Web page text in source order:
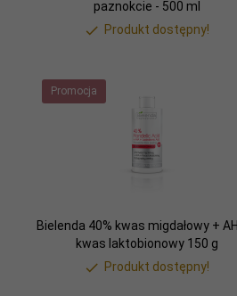
paznokcie - 500 ml
Produkt dostępny!
Promocja
Bielenda 40% kwas migdałowy +
kwas laktobionowy 150 g
Produkt dostępny!